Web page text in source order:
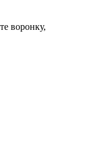
воронку,